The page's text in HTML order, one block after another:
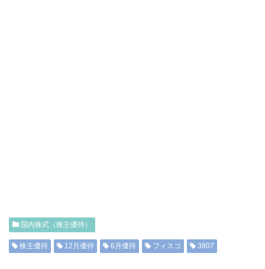
国内株式（株主優待）
株主優待 12月優待 6月優待 フィスコ 3807